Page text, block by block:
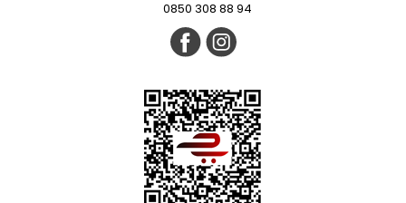
0850 308 88 94